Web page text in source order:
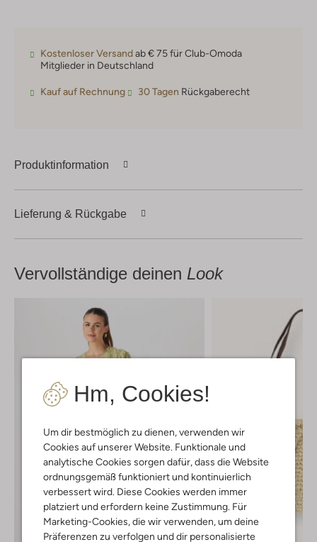
Hm, Cookies!
Um dir bestmöglich zu dienen, verwenden wir
Cookies auf unserer Website. Funktionale und
analytische Cookies sorgen dafür, dass die Website
ordnungsgemäß funktioniert und kontinuierlich
verbessert wird. Diese Cookies werden immer
platziert und erfordern keine Zustimmung. Für
Marketing-Cookies, die wir verwenden, um deine
Präferenzen zu verfolgen und dir personalisierte
Kostenloser Versandab € 75 für Club-Omoda
Mitglieder in Deutschland
Kauf auf Rechnung 30 Tagen Rückgaberecht
Produktinformation
Lieferung & Rückgabe
Vervollständige deinen Look